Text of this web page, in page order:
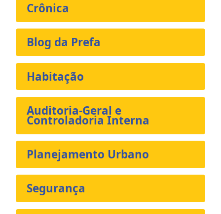
Crônica
Blog da Prefa
Habitação
Auditoria-Geral e
Controladoria Interna
Planejamento Urbano
Segurança